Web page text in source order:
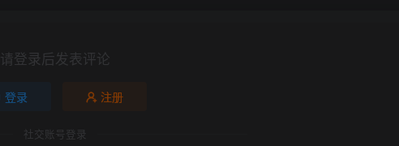
请登录后发表评论
登录 注册
社交账号登录